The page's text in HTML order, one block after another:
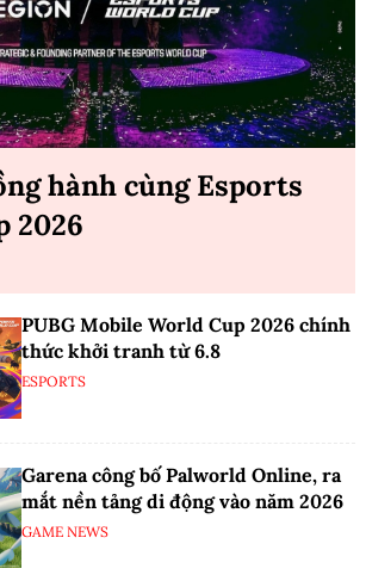
hành cùng Esports
2026
PUBG Mobile World Cup 2026 chính
thức khởi tranh từ 6.8
ESPORTS
Garena công bố Palworld Online, ra
mắt nền tảng di động vào năm 2026
GAME NEWS